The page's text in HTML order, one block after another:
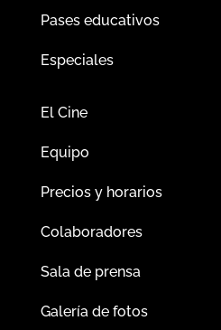
Pases educativos
Especiales
El Cine
Equipo
Precios y horarios
Colaboradores
Sala de prensa
Galería de fotos